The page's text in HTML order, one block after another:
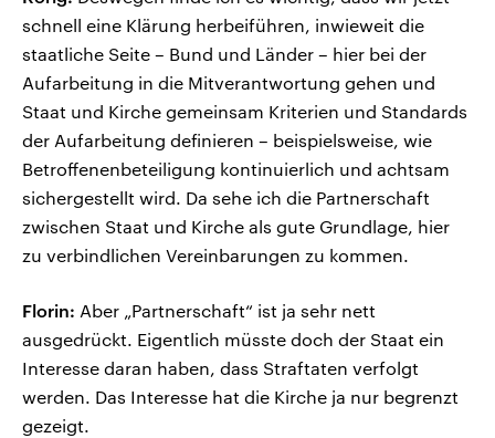
schnell eine Klärung herbeiführen, inwieweit die
staatliche Seite – Bund und Länder – hier bei der
Aufarbeitung in die Mitverantwortung gehen und
Staat und Kirche gemeinsam Kriterien und Standards
der Aufarbeitung definieren – beispielsweise, wie
Betroffenenbeteiligung kontinuierlich und achtsam
sichergestellt wird. Da sehe ich die Partnerschaft
zwischen Staat und Kirche als gute Grundlage, hier
zu verbindlichen Vereinbarungen zu kommen.
Florin: Aber „Partnerschaft“ ist ja sehr nett
ausgedrückt. Eigentlich müsste doch der Staat ein
Interesse daran haben, dass Straftaten verfolgt
werden. Das Interesse hat die Kirche ja nur begrenzt
gezeigt.